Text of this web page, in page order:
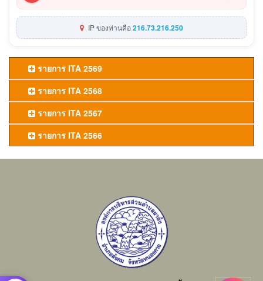
IP ของท่านคือ216.73.216.250
รายการ ITA 2569
รายการ ITA 2568
รายการ ITA 2567
รายการ ITA 2566